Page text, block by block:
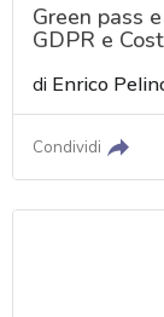
Green pass
GDPR e
di Enrico
Condividi